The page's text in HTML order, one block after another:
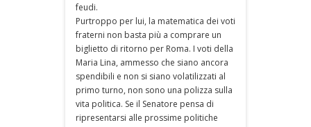
feudi.
Purtroppo per lui, la matematica dei voti
fraterni non basta più a comprare un
biglietto di ritorno per Roma. I voti della
Maria Lina, ammesso che siano ancora
spendibili e non si siano volatilizzati al
primo turno, non sono una polizza sulla
vita politica. Se il Senatore pensa di
ripresentarsi alle prossime politiche